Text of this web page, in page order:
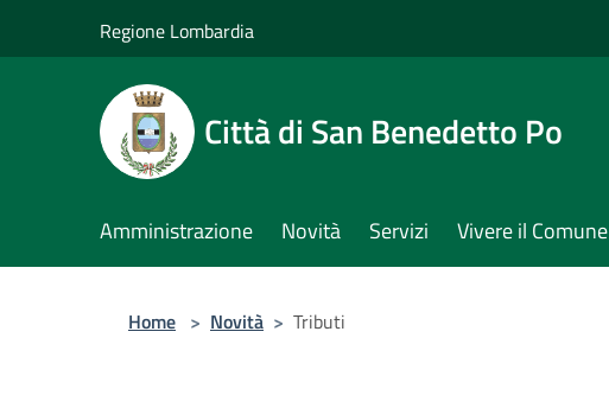
Regione Lombardia
Città di San Benedetto Po
Amministrazione Novità Servizi Vivere il Comune
Home > Novità > Tributi